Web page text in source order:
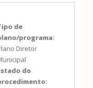
de
programa:
Diretor
do